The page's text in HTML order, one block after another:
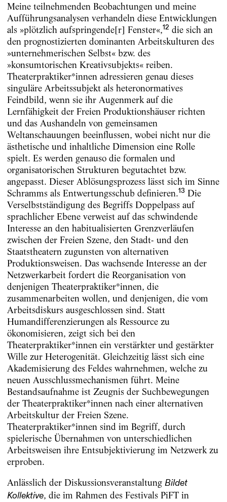
Meine teilnehmenden Beobachtungen und meine
Aufführungsanalysen verhandeln diese Entwicklungen
als »plötzlich aufspringende[r] Fenster«,12 die sich an
den prognostizierten dominanten Arbeitskulturen des
»unternehmerischen Selbst« bzw. des
»konsumtorischen Kreativsubjekts« reiben.
Theaterpraktiker*innen adressieren genau dieses
singuläre Arbeitssubjekt als heteronormatives
Feindbild, wenn sie ihr Augenmerk auf die
Lernfähigkeit der Freien Produktionshäuser richten
und das Aushandeln von gemeinsamen
Weltanschauungen beeinflussen, wobei nicht nur die
ästhetische und inhaltliche Dimension eine Rolle
spielt. Es werden genauso die formalen und
organisatorischen Strukturen begutachtet bzw.
angepasst. Dieser Ablösungsprozess lässt sich im Sinne
Schramms als Entwertungsschub definieren.13 Die
Verselbstständigung des Begriffs Doppelpass auf
sprachlicher Ebene verweist auf das schwindende
Interesse an den habitualisierten Grenzverläufen
zwischen der Freien Szene, den Stadt- und den
Staatstheatern zugunsten von alternativen
Produktionsweisen. Das wachsende Interesse an der
Netzwerkarbeit fordert die Reorganisation von
denjenigen Theaterpraktiker*innen, die
zusammenarbeiten wollen, und denjenigen, die vom
Arbeitsdiskurs ausgeschlossen sind. Statt
Humandifferenzierungen als Ressource zu
ökonomisieren, zeigt sich bei den
Theaterpraktiker*innen ein verstärkter und gestärkter
Wille zur Heterogenität. Gleichzeitig lässt sich eine
Akademisierung des Feldes wahrnehmen, welche zu
neuen Ausschlussmechanismen führt. Meine
Bestandsaufnahme ist Zeugnis der Suchbewegungen
der Theaterpraktiker*innen nach einer alternativen
Arbeitskultur der Freien Szene.
Theaterpraktiker*innen sind im Begriff, durch
spielerische Übernahmen von unterschiedlichen
Arbeitsweisen ihre Entsubjektivierung im Netzwerk zu
­erproben.
Anlässlich der Diskussionsveranstaltung Bildet
Kollektive, die im Rahmen des Festivals PiFT in